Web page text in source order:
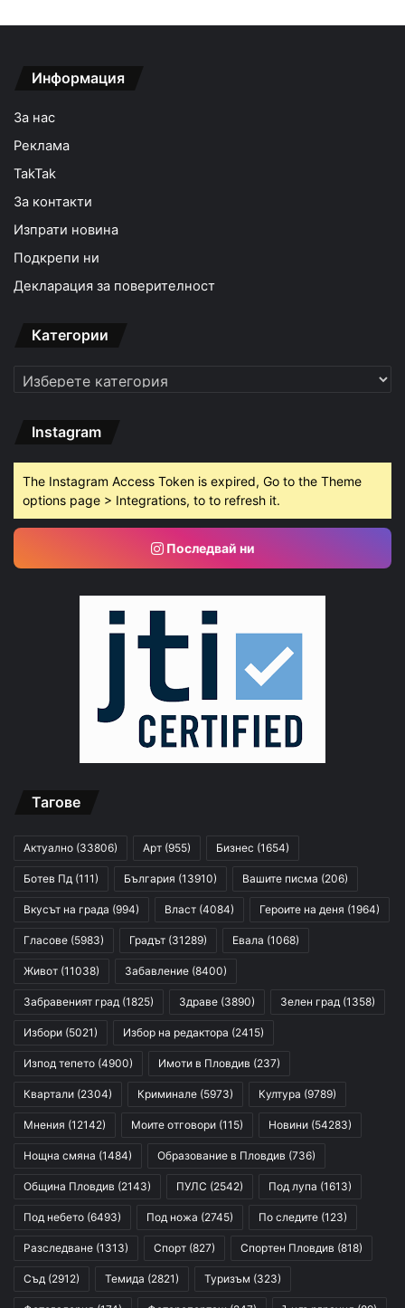
Информация
За нас
Реклама
TakTak
За контакти
Изпрати новина
Подкрепи ни
Декларация за поверителност
Категории
Категории
Instagram
The Instagram Access Token is expired, Go to the Theme
options page > Integrations, to to refresh it.
Последвай ни
Тагове
Актуално (33806) Арт (955) Бизнес (1654)
Ботев Пд (111) България (13910) Вашите писма (206)
Вкусът на града (994) Власт (4084) Героите на деня (1964)
Гласове (5983) Градът (31289) Евала (1068)
Живот (11038) Забавление (8400)
Забравеният град (1825) Здраве (3890) Зелен град (1358)
Избори (5021) Избор на редактора (2415)
Изпод тепето (4900) Имоти в Пловдив (237)
Квартали (2304) Криминале (5973) Култура (9789)
Мнения (12142) Моите отговори (115) Новини (54283)
Нощна смяна (1484) Образование в Пловдив (736)
Община Пловдив (2143) ПУЛС (2542) Под лупа (1613)
Под небето (6493) Под ножа (2745) По следите (123)
Разследване (1313) Спорт (827) Спортен Пловдив (818)
Съд (2912) Темида (2821) Туризъм (323)